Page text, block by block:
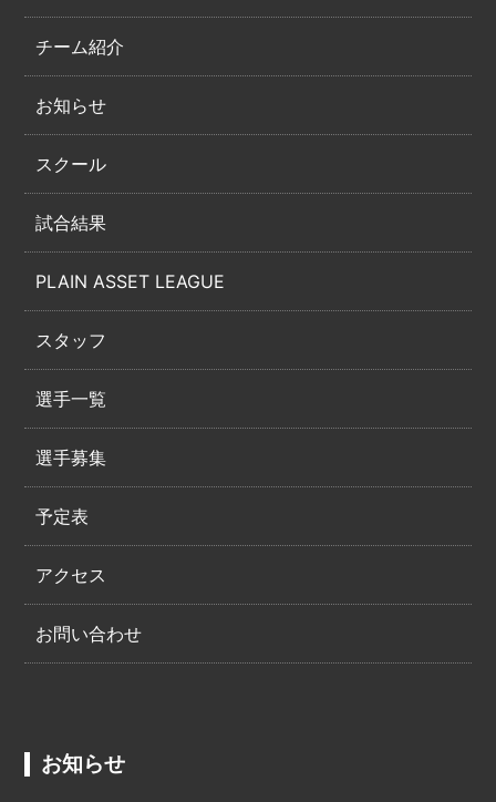
チーム紹介
お知らせ
スクール
試合結果
PLAIN ASSET LEAGUE
スタッフ
選手一覧
選手募集
予定表
アクセス
お問い合わせ
お知らせ